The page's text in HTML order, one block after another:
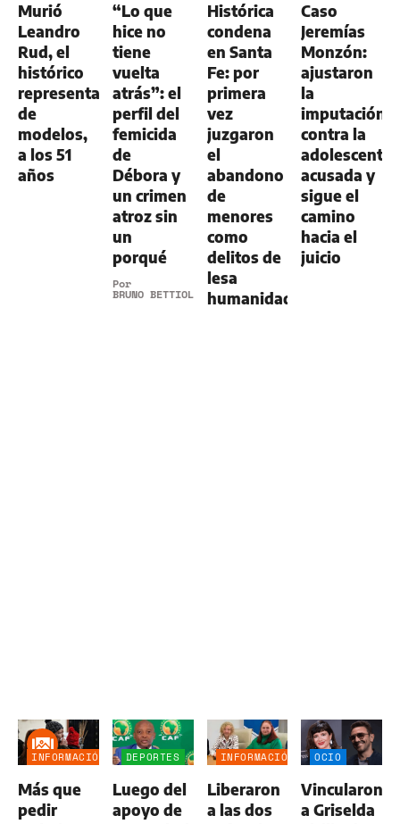
Murió
Leandro
Rud, el
histórico
representante
de
modelos,
a los 51
años
“Lo que
hice no
tiene
vuelta
atrás”: el
perfil del
femicida
de
Débora y
un crimen
atroz sin
un
porqué
Por
BRUNO BETTIOL
Histórica
condena
en Santa
Fe: por
primera
vez
juzgaron
el
abandono
de
menores
como
delitos de
lesa
humanidad
Caso
Jeremías
Monzón:
ajustaron
la
imputación
contra la
adolescente
acusada y
sigue el
camino
hacia el
juicio
INFORMACIÓN
Más que
pedir
DEPORTES
Luego del
apoyo de
INFORMACIÓN
Liberaron
a las dos
OCIO
Vincularon
a Griselda